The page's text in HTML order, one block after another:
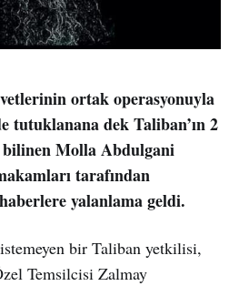
ortak operasyonuyla
tutuklanana dek Taliban’ın 2
Molla Abdulgani
tarafından
yalanlama geldi.
bir Taliban yetkilisi,
Temsilcisi Zalmay